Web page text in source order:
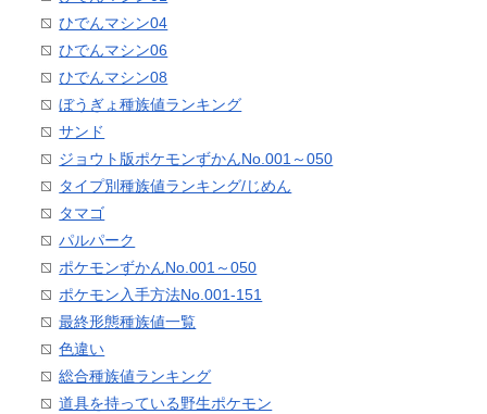
ひでんマシン04
ひでんマシン06
ひでんマシン08
ぼうぎょ種族値ランキング
サンド
ジョウト版ポケモンずかんNo.001～050
タイプ別種族値ランキング/じめん
タマゴ
パルパーク
ポケモンずかんNo.001～050
ポケモン入手方法No.001-151
最終形態種族値一覧
色違い
総合種族値ランキング
道具を持っている野生ポケモン